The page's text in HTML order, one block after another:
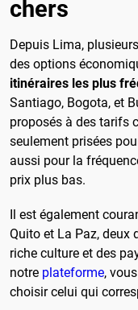
chers
Depuis Lima,
des options
itinéraires les plus
Santiago, Bogota, et
proposés à des tarifs
seulement prisées
aussi pour la
prix plus bas.
Il est également
Quito et La Paz,
riche culture et des
notre plateforme,
choisir celui qui